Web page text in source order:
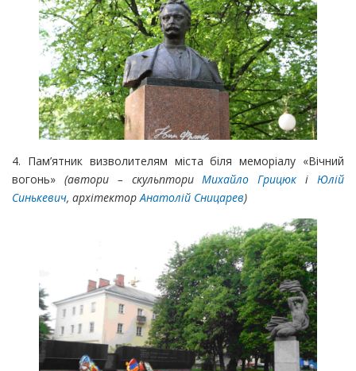
4. Пам’ятник визволителям міста біля меморіалу «Вічний
вогонь» (автори – скульпториМихайло Грицюк і Юлій
Синькевич, архітектор Анатолій Сницарев)